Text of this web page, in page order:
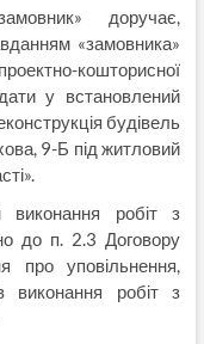
доручає,
«замовника»
кошторисної
у встановлений
будівель
9-Б під житловий
виконання робіт з
до п. 2.3 Договору
про уповільнення,
виконання робіт з